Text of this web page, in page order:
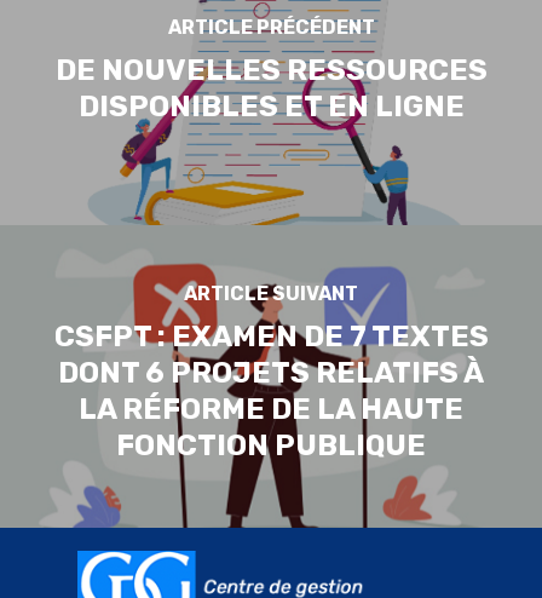
ARTICLE PRÉCÉDENT
DE NOUVELLES RESSOURCES
DISPONIBLES ET EN LIGNE
ARTICLE SUIVANT
CSFPT : EXAMEN DE 7 TEXTES
DONT 6 PROJETS RELATIFS À
LA RÉFORME DE LA HAUTE
FONCTION PUBLIQUE